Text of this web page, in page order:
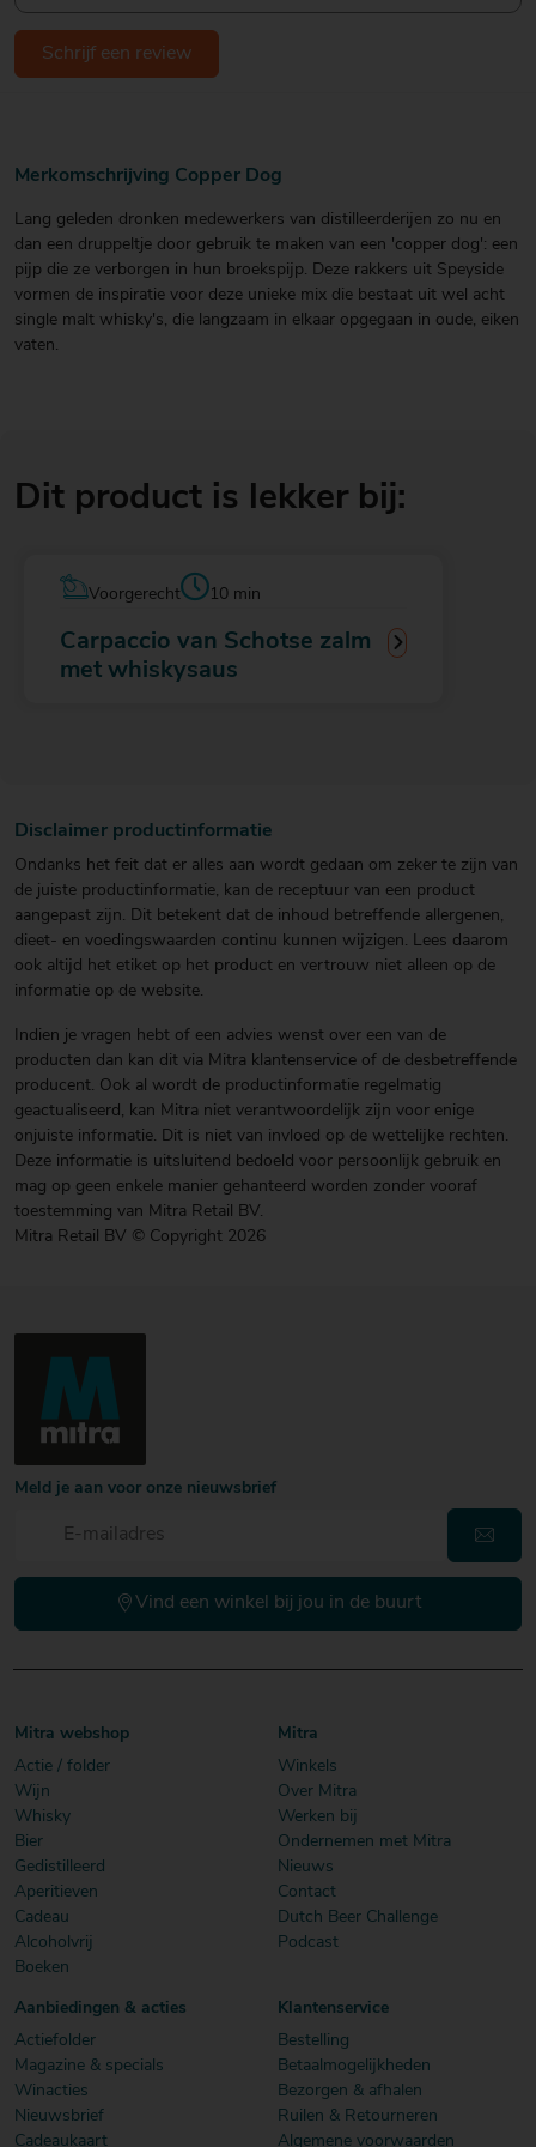
Schrijf een review
Merkomschrijving Copper Dog
Lang geleden dronken medewerkers van distilleerderijen zo nu en
dan een druppeltje door gebruik te maken van een 'copper dog': een
pijp die ze verborgen in hun broekspijp. Deze rakkers uit Speyside
vormen de inspiratie voor deze unieke mix die bestaat uit wel acht
single malt whisky's, die langzaam in elkaar opgegaan in oude, eiken
vaten.
Dit product is lekker bij:
Voorgerecht 10 min
Carpaccio van Schotse zalm
met whiskysaus
Disclaimer productinformatie
Ondanks het feit dat er alles aan wordt gedaan om zeker te zijn van
de juiste productinformatie, kan de receptuur van een product
aangepast zijn. Dit betekent dat de inhoud betreffende allergenen,
dieet- en voedingswaarden continu kunnen wijzigen. Lees daarom
ook altijd het etiket op het product en vertrouw niet alleen op de
informatie op de website.
Indien je vragen hebt of een advies wenst over een van de
producten dan kan dit via Mitra klantenservice of de desbetreffende
producent. Ook al wordt de productinformatie regelmatig
geactualiseerd, kan Mitra niet verantwoordelijk zijn voor enige
onjuiste informatie. Dit is niet van invloed op de wettelijke rechten.
Deze informatie is uitsluitend bedoeld voor persoonlijk gebruik en
mag op geen enkele manier gehanteerd worden zonder vooraf
toestemming van Mitra Retail BV.
Mitra Retail BV © Copyright 2026
Meld je aan voor onze nieuwsbrief
Vind een winkel bij jou in de buurt
Mitra webshop
Actie / folder
Wijn
Whisky
Bier
Gedistilleerd
Aperitieven
Cadeau
Alcoholvrij
Boeken
Mitra
Winkels
Over Mitra
Werken bij
Ondernemen met Mitra
Nieuws
Contact
Dutch Beer Challenge
Podcast
Aanbiedingen & acties
Actiefolder
Magazine & specials
Winacties
Nieuwsbrief
Cadeaukaart
Klantenservice
Bestelling
Betaalmogelijkheden
Bezorgen & afhalen
Ruilen & Retourneren
Algemene voorwaarden